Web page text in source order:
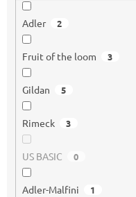
Adler 2
Fruit of the loom 3
Gildan 5
Rimeck 3
US BASIC 0
Adler-Malfini 1